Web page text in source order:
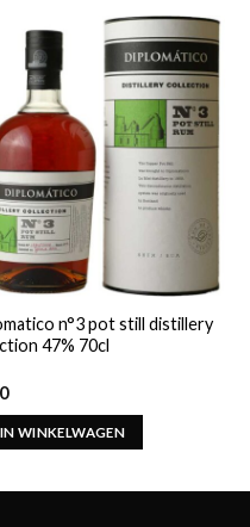
n°3 pot still distillery
47% 70cl
IN WINKELWAGEN